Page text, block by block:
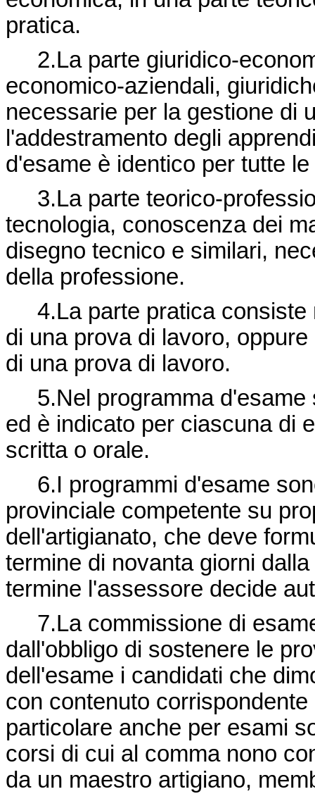
pratica.
2.La parte giuridico-
economico-aziendali,
necessarie per la gestione di
l'addestramento degli
d'esame è identico per tutte
3.La parte teorico-
tecnologia, conoscenza dei
disegno tecnico e similari,
della professione.
4.La parte pratica consiste
di una prova di lavoro,
di una prova di lavoro.
5.Nel programma d'esame
ed è indicato per ciascuna di
scritta o orale.
6.I programmi d'esame
provinciale competente su
dell'artigianato, che deve
termine di novanta giorni
termine l'assessore decide
7.La commissione di
dall'obbligo di sostenere le
dell'esame i candidati che
con contenuto
particolare anche per esami
corsi di cui al comma nono
da un maestro artigiano,